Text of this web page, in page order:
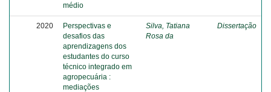
médio
2020
Perspectivas e
desafios das
aprendizagens dos
estudantes do curso
técnico integrado em
agropecuária :
mediações
Silva, Tatiana
Rosa da
Dissertação